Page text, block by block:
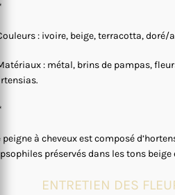
: ivoire, beige, terracotta, doré/
: métal, brins de pampas,
peigne à cheveux est composé
préservés dans les tons beige
ENTRETIEN DES